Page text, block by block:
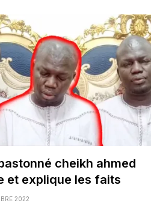
cheikh ahmed
et explique les faits
2022